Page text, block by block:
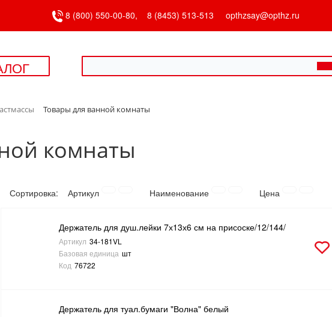
8 (800) 550-00-80, 8 (8453) 513-513 opthzsay@opthz.ru
Товары для ванной комнаты
комнаты
Сортировка: Артикул Наименование Цена
Держатель для душ.лейки 7х13х6 см на присоске/12/144/
Артикул 34-181VL
Базовая единица шт
Код 76722
Держатель для туал.бумаги "Волна" белый